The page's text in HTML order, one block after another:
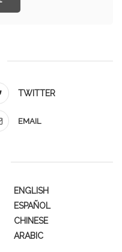
TWITTER
EMAIL
ENGLISH
ESPAÑOL
CHINESE
ARABIC